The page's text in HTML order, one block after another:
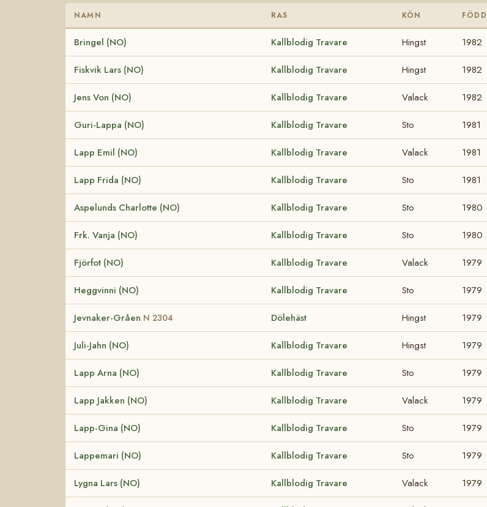
NAMN RAS KÖN FÖDD
Bringel (NO) Kallblodig Travare Hingst 1982
Fiskvik Lars (NO) Kallblodig Travare Hingst 1982
Jens Von (NO) Kallblodig Travare Valack 1982
Guri-Lappa (NO) Kallblodig Travare Sto 1981
Lapp Emil (NO) Kallblodig Travare Valack 1981
Lapp Frida (NO) Kallblodig Travare Sto 1981
Aspelunds Charlotte (NO) Kallblodig Travare Sto 1980
Frk. Vanja (NO) Kallblodig Travare Sto 1980
Fjörfot (NO) Kallblodig Travare Valack 1979
Heggvinni (NO) Kallblodig Travare Sto 1979
Jevnaker-Gråen N 2304 Dölehäst Hingst 1979
Juli-Jahn (NO) Kallblodig Travare Hingst 1979
Lapp Arna (NO) Kallblodig Travare Sto 1979
Lapp Jakken (NO) Kallblodig Travare Valack 1979
Lapp-Gina (NO) Kallblodig Travare Sto 1979
Lappemari (NO) Kallblodig Travare Sto 1979
Lygna Lars (NO) Kallblodig Travare Valack 1979